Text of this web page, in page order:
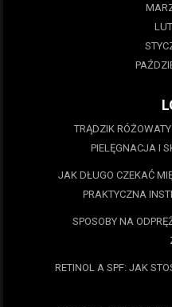
TRĄDZIK
PIELĘGNACJA I
JAK DŁUGO CZEKAĆ
PRAKTYCZNA
SPOSOBY NA
RETINOL A SPF: JAK